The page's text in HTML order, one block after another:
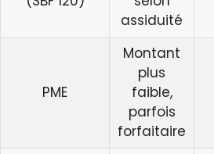
assiduité
PME
Montant
plus
faible,
parfois
forfaitaire